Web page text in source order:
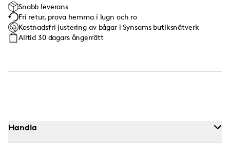
Snabb leverans
Fri retur, prova hemma i lugn och ro
Kostnadsfri justering av bågar i Synsams butiksnätverk
Alltid 30 dagars ångerrätt
Handla